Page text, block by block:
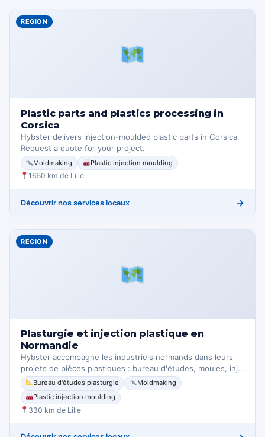
REGION
Plastic parts and plastics processing in
Corsica
Hybster delivers injection-moulded plastic parts in Corsica.
Request a quote for your project.
Moldmaking Plastic injection moulding
1650 km de Lille
Découvrir nos services locaux →
REGION
Plasturgie et injection plastique en
Normandie
Hybster accompagne les industriels normands dans leurs
projets de pièces plastiques : bureau d'études, moules, inj…
Bureau d'études plasturgie
Moldmaking
Plastic injection moulding
330 km de Lille